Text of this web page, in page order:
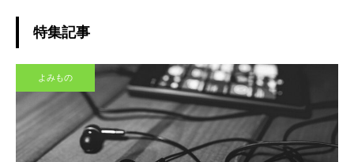
特集記事
よみもの